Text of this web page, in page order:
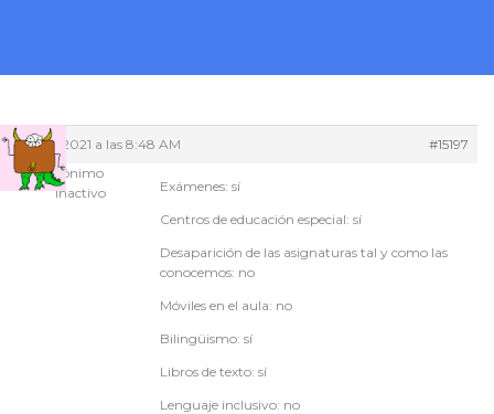
15/05/2021 a las 8:48 AM
#15197
Anónimo
Inactivo
Exámenes: sí
Centros de educación especial: sí
Desaparición de las asignaturas tal y como las
conocemos: no
Móviles en el aula: no
Bilingüismo: sí
Libros de texto: sí
Lenguaje inclusivo: no